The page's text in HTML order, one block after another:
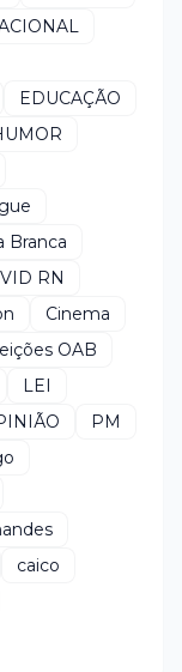
EDUCAÇÃO
Branca
RN
Cinema
OAB
LEI
PM
caico